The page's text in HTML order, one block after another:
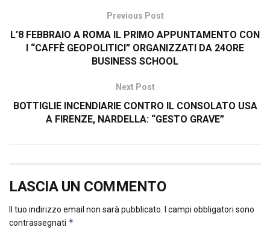
Previous Post
L’8 FEBBRAIO A ROMA IL PRIMO APPUNTAMENTO CON
I “CAFFÈ GEOPOLITICI” ORGANIZZATI DA 24ORE
BUSINESS SCHOOL
Next Post
BOTTIGLIE INCENDIARIE CONTRO IL CONSOLATO USA
A FIRENZE, NARDELLA: “GESTO GRAVE”
LASCIA UN COMMENTO
Il tuo indirizzo email non sarà pubblicato.
I campi obbligatori sono
contrassegnati *